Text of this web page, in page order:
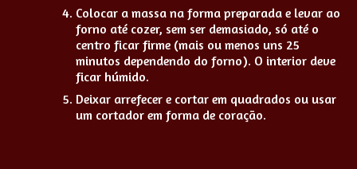
Colocar a massa na forma preparada e levar ao
forno até cozer, sem ser demasiado, só até o
centro ficar firme (mais ou menos uns 25
minutos dependendo do forno). O interior deve
ficar húmido.
Deixar arrefecer e cortar em quadrados ou usar
um cortador em forma de coração.